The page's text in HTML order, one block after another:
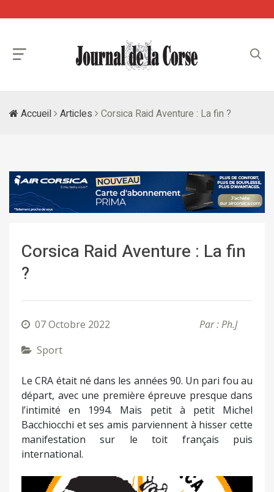
Accueil Articles Corsica Raid Aventure : La fin ?
Corsica Raid Aventure : La fin
?
07 Octobre 2022
Par : Ph.J
Sport
Le CRA était né dans les années 90. Un pari fou au
départ, avec une première épreuve presque dans
l’intimité en 1994. Mais petit à petit Michel
Bacchiocchi et ses amis parviennent à hisser cette
manifestation sur le toit français puis
international.